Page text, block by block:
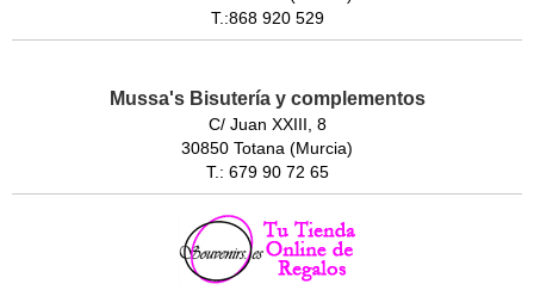
T.:868 920 529
Mussa's Bisutería y complementos
C/ Juan XXIII, 8
30850 Totana (Murcia)
T.: 679 90 72 65